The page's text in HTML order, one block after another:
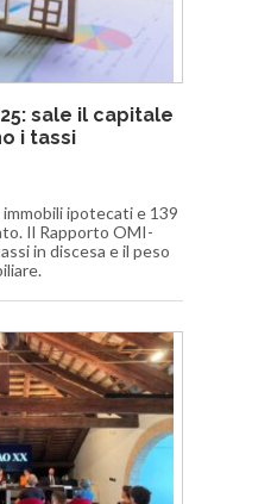
sale il capitale
i tassi
ipotecati e 139
Il Rapporto OMI-
in discesa e il peso